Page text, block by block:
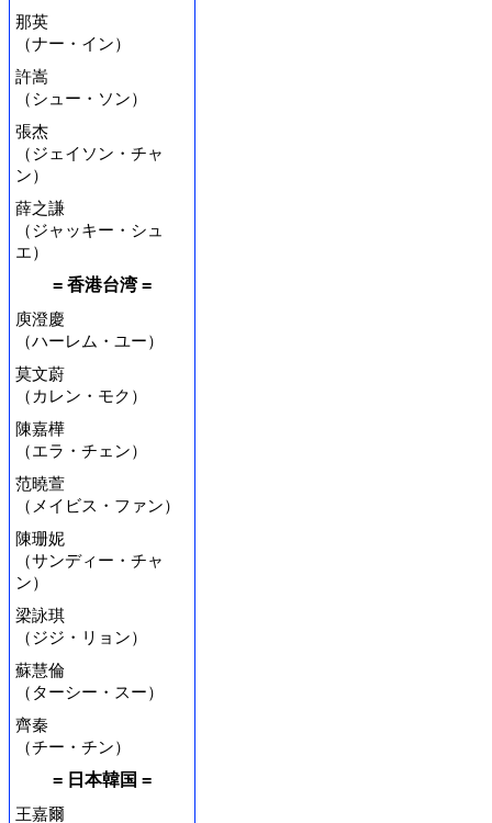
那英
（ナー・イン）
許嵩
（シュー・ソン）
張杰
（ジェイソン・チャ
ン）
薛之謙
（ジャッキー・シュ
エ）
= 香港台湾 =
庾澄慶
（ハーレム・ユー）
莫文蔚
（カレン・モク）
陳嘉樺
（エラ・チェン）
范曉萱
（メイビス・ファン）
陳珊妮
（サンディー・チャ
ン）
梁詠琪
（ジジ・リョン）
蘇慧倫
（ターシー・スー）
齊秦
（チー・チン）
= 日本韓国 =
王嘉爾